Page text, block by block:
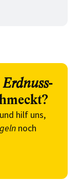
Erdnuss-
hilf uns,
noch